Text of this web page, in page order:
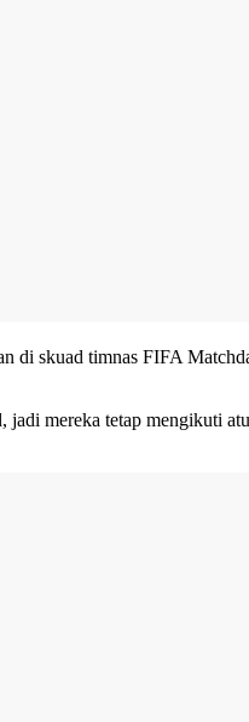
di skuad timnas FIFA
mereka tetap mengikuti